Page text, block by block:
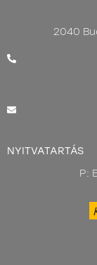
2040
NYITVATARTÁS
P: